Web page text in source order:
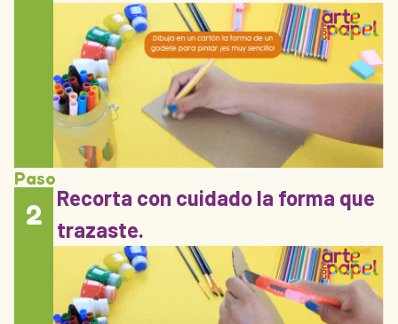
Paso
2
Recorta con cuidado la forma que
trazaste.